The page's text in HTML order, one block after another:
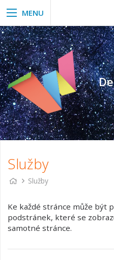
Služby
Služby
Ke každé stránce může být
podstránek, které se
samotné stránce.